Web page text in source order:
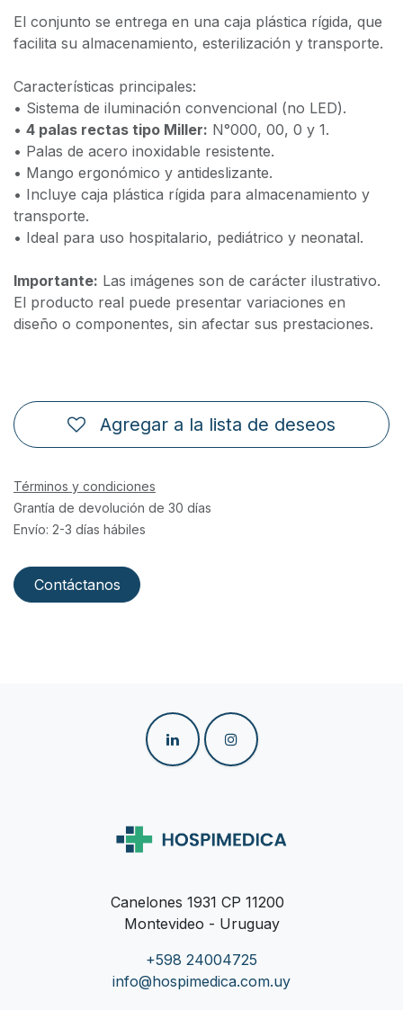
El conjunto se entrega en una caja plástica rígida, que
facilita su almacenamiento, esterilización y transporte.
Características principales:
• Sistema de iluminación convencional (no LED).
• 4 palas rectas tipo Miller: N°000, 00, 0 y 1.
• Palas de acero inoxidable resistente.
• Mango ergonómico y antideslizante.
• Incluye caja plástica rígida para almacenamiento y
transporte.
• Ideal para uso hospitalario, pediátrico y neonatal.
Importante: Las imágenes son de carácter ilustrativo.
El producto real puede presentar variaciones en
diseño o componentes, sin afectar sus prestaciones.
Agregar a la lista de deseos
Términos y condiciones
Grantía de devolución de 30 días
Envío: 2-3 días hábiles
Contáctanos
Canelones 1931 CP 11200
Montevideo - Uruguay
+598 24004725
info@hospimedica.com.uy